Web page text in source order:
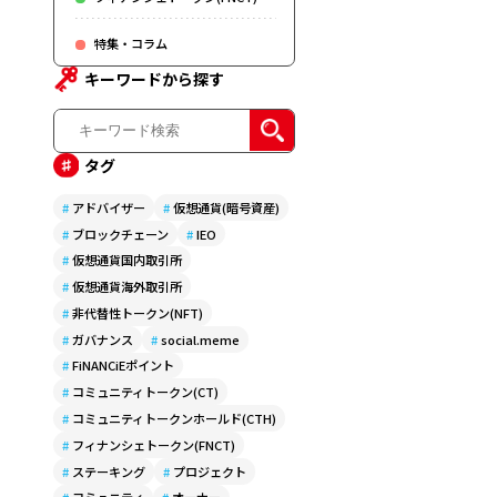
特集・コラム
キーワードから探す
タグ
# アドバイザー #仮想通貨(暗号資産)
# ブロックチェーン #IEO
#仮想通貨国内取引所
#仮想通貨海外取引所
#非代替性トークン(NFT)
#ガバナンス #social.meme
#FiNANCiEポイント
# コミュニティトークン(CT)
# コミュニティトークンホールド(CTH)
# フィナンシェトークン(FNCT)
# ステーキング # プロジェクト